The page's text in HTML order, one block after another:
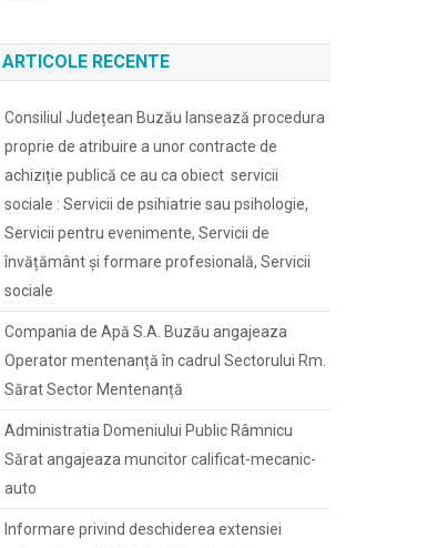
ARTICOLE RECENTE
Consiliul Județean Buzău lansează procedura
proprie de atribuire a unor contracte de
achiziție publică ce au ca obiect servicii
sociale : Servicii de psihiatrie sau psihologie,
Servicii pentru evenimente, Servicii de
învățământ și formare profesională, Servicii
sociale
Compania de Apă S.A. Buzău angajeaza
Operator mentenanță în cadrul Sectorului Rm.
Sărat Sector Mentenanță
Administratia Domeniului Public Râmnicu
Sărat angajeaza muncitor calificat-mecanic-
auto
Informare privind deschiderea extensiei